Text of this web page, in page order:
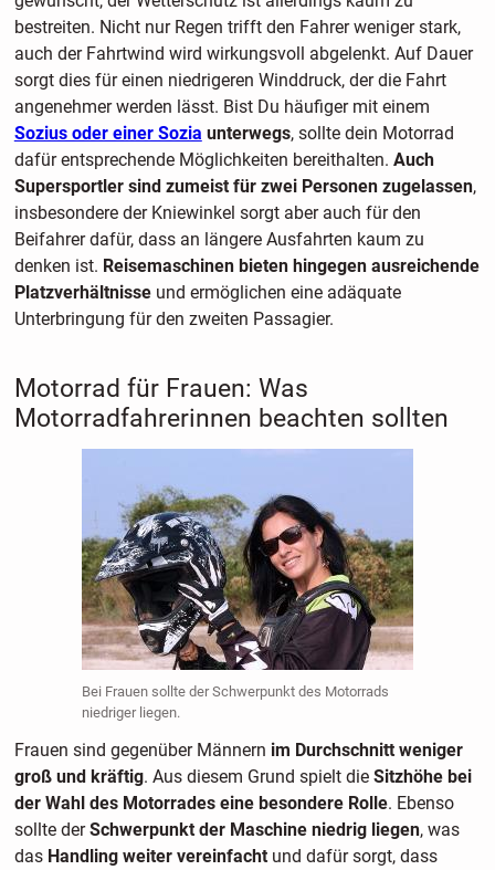
bestreiten. Nicht nur Regen trifft den Fahrer weniger stark,
auch der Fahrtwind wird wirkungsvoll abgelenkt. Auf Dauer
sorgt dies für einen niedrigeren Winddruck, der die Fahrt
angenehmer werden lässt. Bist Du häufiger mit einem
Sozius oder einer Sozia unterwegs, sollte dein Motorrad
dafür entsprechende Möglichkeiten bereithalten. Auch
Supersportler sind zumeist für zwei Personen zugelassen,
insbesondere der Kniewinkel sorgt aber auch für den
Beifahrer dafür, dass an längere Ausfahrten kaum zu
denken ist. Reisemaschinen bieten hingegen ausreichende
Platzverhältnisseund ermöglichen eine adäquate
Unterbringung für den zweiten Passagier.
Motorrad für Frauen: Was
Motorradfahrerinnen beachten sollten
Bei Frauen sollte der Schwerpunkt des Motorrads
niedriger liegen.
Frauen sind gegenüber Männern im Durchschnitt weniger
groß und kräftig. Aus diesem Grund spielt die Sitzhöhe bei
der Wahl des Motorrades eine besondere Rolle. Ebenso
sollte derSchwerpunkt der Maschine niedrig liegen, was
das Handling weiter vereinfachtund dafür sorgt, dass